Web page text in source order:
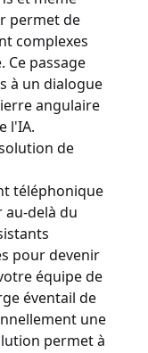
permet de
complexes
Ce passage
à un dialogue
angulaire
l'IA.
de
téléphonique
au-delà du
pour devenir
équipe de
éventail de
une
permet à